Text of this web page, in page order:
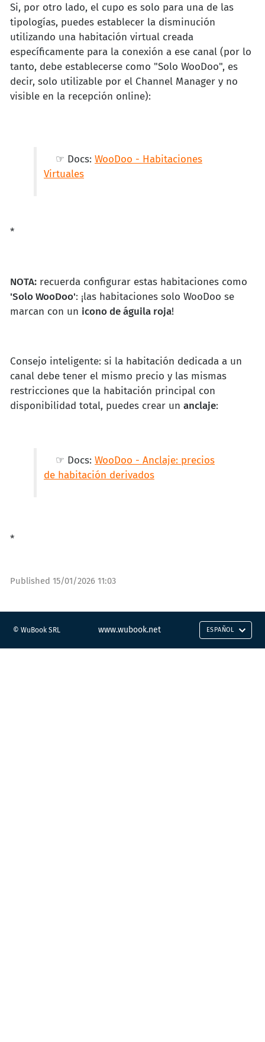
Si, por otro lado, el cupo es solo para una de las
tipologías, puedes establecer la disminución
utilizando una habitación virtual creada
específicamente para la conexión a ese canal (por lo
tanto, debe establecerse como "Solo WooDoo", es
decir, solo utilizable por el Channel Manager y no
visible en la recepción online):
☞ Docs: WooDoo - Habitaciones
Virtuales
*
NOTA: recuerda configurar estas habitaciones como
'Solo WooDoo': ¡las habitaciones solo WooDoo se
marcan con un icono de águila roja!
Consejo inteligente: si la habitación dedicada a un
canal debe tener el mismo precio y las mismas
restricciones que la habitación principal con
disponibilidad total, puedes crear un anclaje:
☞ Docs: WooDoo - Anclaje: precios
de habitación derivados
*
Published 15/01/2026 11:03
© WuBook SRL www.wubook.net ESPAÑOL